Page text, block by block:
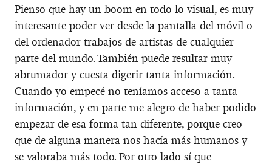
Pienso que hay un boom en todo lo visual, es muy
interesante poder ver desde la pantalla del móvil o
del ordenador trabajos de artistas de cualquier
parte del mundo. También puede resultar muy
abrumador y cuesta digerir tanta información.
Cuando yo empecé no teníamos acceso a tanta
información, y en parte me alegro de haber podido
empezar de esa forma tan diferente, porque creo
que de alguna manera nos hacía más humanos y
se valoraba más todo. Por otro lado sí que